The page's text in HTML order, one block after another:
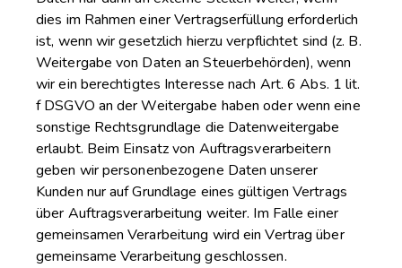
dies im Rahmen einer Vertragserfüllung erforderlich
ist, wenn wir gesetzlich hierzu verpflichtet sind (z. B.
Weitergabe von Daten an Steuerbehörden), wenn
wir ein berechtigtes Interesse nach Art. 6 Abs. 1 lit.
f DSGVO an der Weitergabe haben oder wenn eine
sonstige Rechtsgrundlage die Datenweitergabe
erlaubt. Beim Einsatz von Auftragsverarbeitern
geben wir personenbezogene Daten unserer
Kunden nur auf Grundlage eines gültigen Vertrags
über Auftragsverarbeitung weiter. Im Falle einer
gemeinsamen Verarbeitung wird ein Vertrag über
gemeinsame Verarbeitung geschlossen.